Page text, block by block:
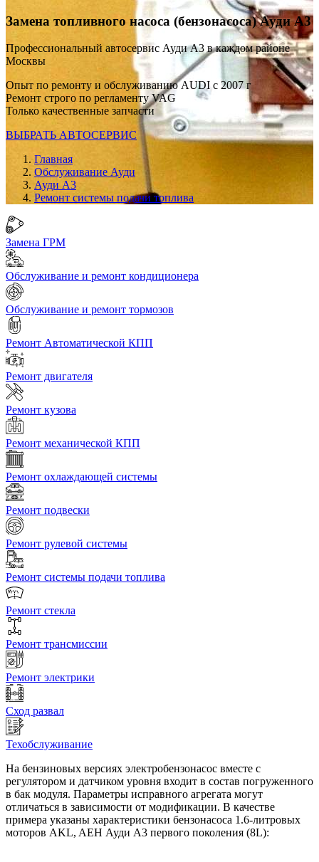
Замена топливного насоса (бензонасоса)Ауди А3
Профессиональный автосервис Ауди А3 в каждом районе
Москвы
Опыт по ремонту и обслуживанию AUDI с 2007 г
Ремонт строго по регламенту VAG
Только качественные запчасти
ВЫБРАТЬ АВТОСЕРВИС
Главная
Обслуживание Ауди
Ауди А3
Ремонт системы подачи топлива
Замена ГРМ
Обслуживание и ремонт кондиционера
Обслуживание и ремонт тормозов
Ремонт Автоматической КПП
Ремонт двигателя
Ремонт кузова
Ремонт механической КПП
Ремонт охлаждающей системы
Ремонт подвески
Ремонт рулевой системы
Ремонт системы подачи топлива
Ремонт стекла
Ремонт трансмиссии
Ремонт электрики
Сход развал
Техобслуживание
На бензиновых версиях электробензонасос вместе с
регулятором и датчиком уровня входит в состав погруженного
в бак модуля. Параметры исправного агрегата могут
отличаться в зависимости от модификации. В качестве
примера указаны характеристики бензонасоса 1.6-литровых
моторов AKL, AEH Ауди А3 первого поколения (8L):